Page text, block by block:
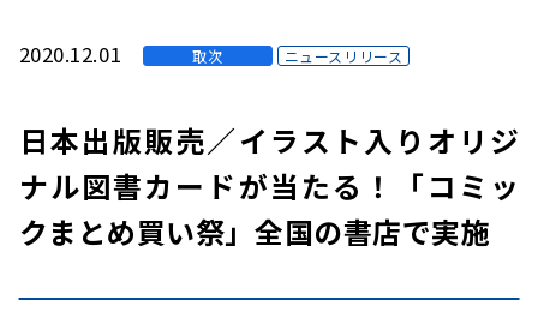
2020.12.01 取次 ニュースリリース
日本出版販売／イラスト入りオリジ
ナル図書カードが当たる！「コミッ
クまとめ買い祭」全国の書店で実施